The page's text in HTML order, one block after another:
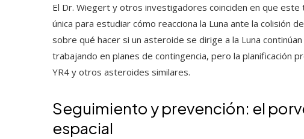
El Dr. Wiegert y otros investigadores coinciden en que
única para estudiar cómo reacciona la Luna ante la colisión
sobre qué hacer si un asteroide se dirige a la Luna
trabajando en planes de contingencia, pero la planificación
YR4 y otros asteroides similares.
Seguimiento y prevención: el
espacial